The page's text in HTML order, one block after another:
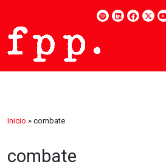
Inicio » combate
combate